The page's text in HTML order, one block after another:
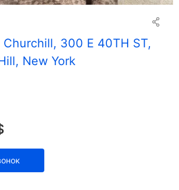
300 E 40TH ST,
New York